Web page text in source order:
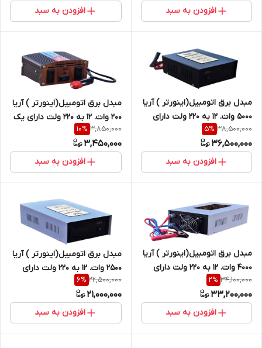
افزودن به سبد افزودن به سبد
مبدل برق اتومبیل(اینورتر ) آریا
5000 وات. 12 به 220 ولت دارای
یک سال گارنتی
38,500,000
5%
36,500,000
افزودن به سبد
مبدل برق اتومبیل(اینورتر ) آریا
200 وات. 12 به 220 ولت دارای یک
سال گارنتی
3,850,000
10%
3,450,000
افزودن به سبد
مبدل برق اتومبیل(اینورتر ) آریا
4000 وات. 12 به 220 ولت دارای
یک سال گارنتی
34,100,000
2%
33,200,000
افزودن به سبد
مبدل برق اتومبیل(اینورتر ) آریا
2500 وات. 12 به 220 ولت دارای
یک سال گارنتی
22,500,000
6%
21,000,000
افزودن به سبد